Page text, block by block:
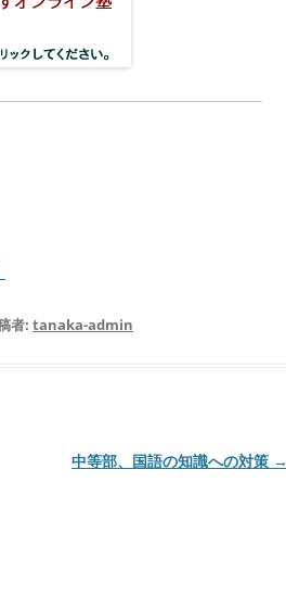
者: tanaka-admin
中等部、国語の知識への対策 →